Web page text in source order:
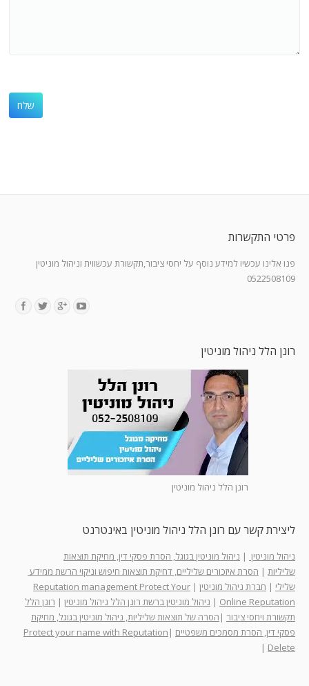
פרטי התקשרות
פנו אלינו עכשיו למידע נוסף על יחסי ציבור,תקשורת עכשווית וניהול מוניטין
0522508109
רונן הלל ניהול מוניטין
רונן הלל ניהול מוניטין
ליצירת קשר עם רונן הלל ניהול מוניטין באינטרנט
ניהול מוניטין | ניהול מוניטין בגוגל, הסרת פסקי דין, מחיקת תוצאות
שליליות | הסרת איזכורים שליליים, דחיקת תוצאות חיפוש וניקוי הרשת ממידע
שלילי | חברת ניהול מוניטין |
Reputation management Protect Your
Online Reputation
| ניהול מוניטין ברשת רונן הלל ניהול מוניטין | רונן הלל
תקשורת ויחסי ציבור | הסרה של תוצאות שליליות, ניהול מוניטין בגוגל, מחיקת
פסקי דין, הסרת מסמכים משפטיים |
Protect your name with Reputation
Delete
|